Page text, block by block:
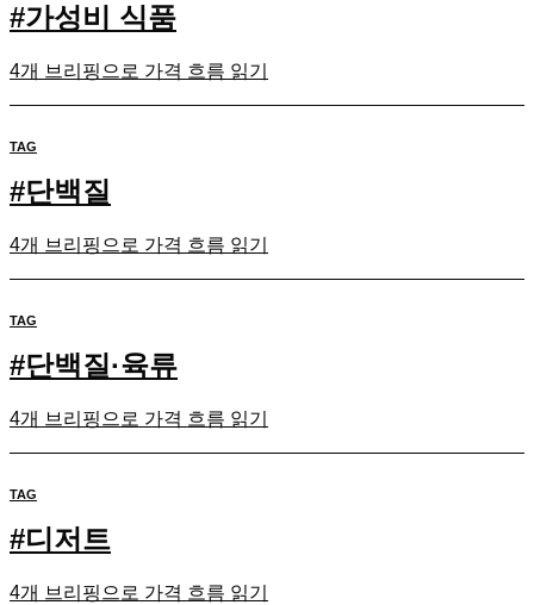
#가성비 식품
4개 브리핑으로 가격 흐름 읽기
TAG
#단백질
4개 브리핑으로 가격 흐름 읽기
TAG
#단백질·육류
4개 브리핑으로 가격 흐름 읽기
TAG
#디저트
4개 브리핑으로 가격 흐름 읽기